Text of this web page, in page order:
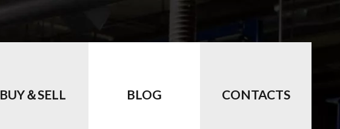
BUY＆SELL BLOG CONTACTS